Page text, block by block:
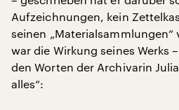
Aufzeichnungen, kein
seinen
war die Wirkung seines Werks
den Worten der Archivarin
alles“: